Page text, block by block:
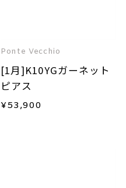
Ponte Vecchio
[1月]K10YGガーネット
ピアス
¥53,900